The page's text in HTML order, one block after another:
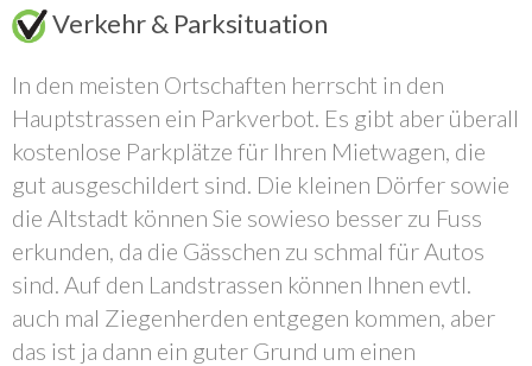
Verkehr & Parksituation
In den meisten Ortschaften herrscht in den
Hauptstrassen ein Parkverbot. Es gibt aber überall
kostenlose Parkplätze für Ihren Mietwagen, die
gut ausgeschildert sind. Die kleinen Dörfer sowie
die Altstadt können Sie sowieso besser zu Fuss
erkunden, da die Gässchen zu schmal für Autos
sind. Auf den Landstrassen können Ihnen evtl.
auch mal Ziegenherden entgegen kommen, aber
das ist ja dann ein guter Grund um einen